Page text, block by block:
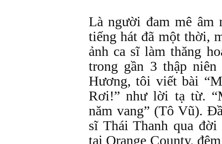
Là người đam mê âm
tiếng hát đã một thời,
ảnh ca sĩ làm thăng
trong gần 3 thập
Hương, tôi viết bài
Rơi!” như lời tạ từ.
năm vang” (Tô Vũ).
sĩ Thái Thanh qua
tại Orange County,